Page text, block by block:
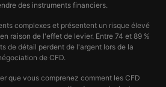
des instruments financiers.
complexes et présentent un risque élevé
raison de l'effet de levier. Entre 74 et 89 %
de détail perdent de l'argent lors de la
de CFD.
que vous comprenez comment les CFD